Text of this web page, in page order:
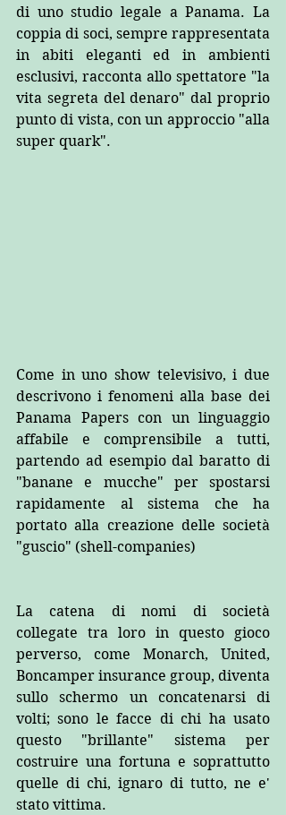
di uno studio legale a Panama. La
coppia di soci, sempre rappresentata
in abiti eleganti ed in ambienti
esclusivi, racconta allo spettatore "la
vita segreta del denaro" dal proprio
punto di vista, con un approccio "alla
super quark".
Come in uno show televisivo, i due
descrivono i fenomeni alla base dei
Panama Papers con un linguaggio
affabile e comprensibile a tutti,
partendo ad esempio dal baratto di
"banane e mucche" per spostarsi
rapidamente al sistema che ha
portato alla creazione delle società
"guscio" (shell-companies)
La catena di nomi di società
collegate tra loro in questo gioco
perverso, come Monarch, United,
Boncamper insurance group, diventa
sullo schermo un concatenarsi di
volti; sono le facce di chi ha usato
questo "brillante" sistema per
costruire una fortuna e soprattutto
quelle di chi, ignaro di tutto, ne e'
stato vittima.